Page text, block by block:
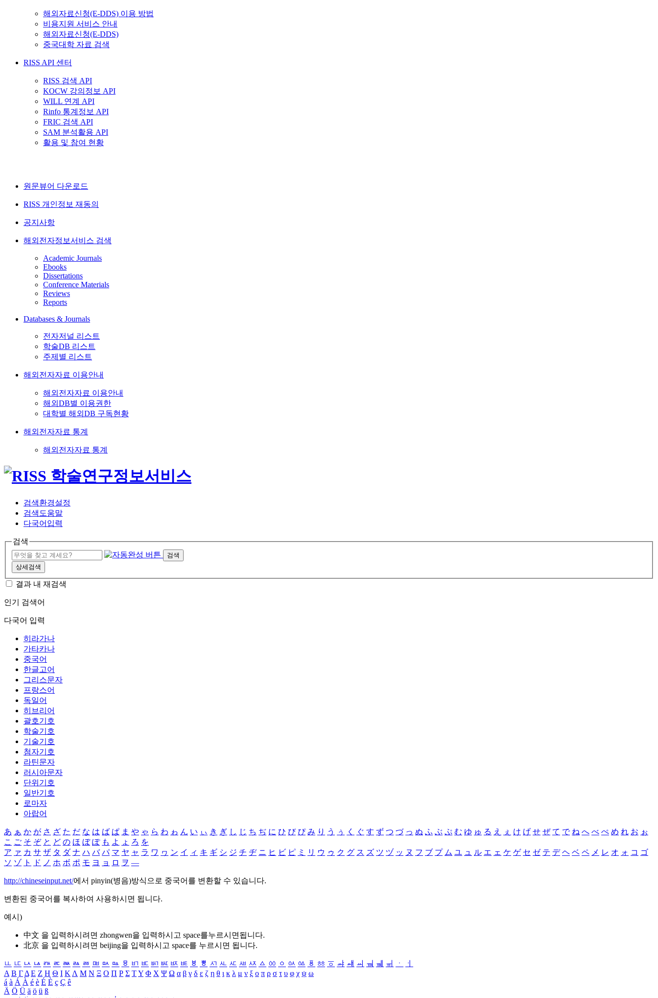
해외자료신청(E-DDS) 이용 방법
비용지원 서비스 안내
해외자료신청(E-DDS)
중국대학 자료 검색
RISS API 센터
RISS 검색 API
KOCW 강의정보 API
WILL 연계 API
Rinfo 통계정보 API
FRIC 검색 API
SAM 분석활용 API
활용 및 참여 현황
원문뷰어 다운로드
RISS 개인정보 재동의
공지사항
해외전자정보서비스 검색
Academic Journals
Ebooks
Dissertations
Conference Materials
Reviews
Reports
Databases & Journals
전자저널 리스트
학술DB 리스트
주제별 리스트
해외전자자료 이용안내
해외전자자료 이용안내
해외DB별 이용권한
대학별 해외DB 구독현황
해외전자자료 통계
해외전자자료 통계
검색환경설정
검색도움말
다국어입력
검색
검색
상세검색
결과 내 재검색
인기 검색어
다국어 입력
히라가나
가타카나
중국어
한글고어
그리스문자
프랑스어
독일어
히브리어
괄호기호
학술기호
기술기호
첨자기호
라틴문자
러시아문자
단위기호
일반기호
로마자
아랍어
あ ぁ か が さ ざ た だ な は ば ぱ ま や ゃ ら わ ゎ ん い ぃ き ぎ し じ ち ぢ に ひ び ぴ み り う ぅ く ぐ す ず つ づ っ ぬ ふ ぶ ぷ む ゆ ゅ る え ぇ け げ せ ぜ て で ね へ べ ぺ め れ お ぉ
こ ご そ ぞ と ど の ほ ぼ ぽ も よ ょ ろ を
ア ァ カ サ ザ タ ダ ナ ハ バ パ マ ヤ ャ ラ ワ ヮ ン イ ィ キ ギ シ ジ チ ヂ ニ ヒ ビ ピ ミ リ ウ ゥ ク グ ス ズ ツ ヅ ッ ヌ フ ブ プ ム ユ ュ ル エ ェ ケ ゲ セ ゼ テ デ ヘ ベ ペ メ レ オ ォ コ ゴ
ソ ゾ ト ド ノ ホ ボ ポ モ ヨ ョ ロ ヲ ―
http://chineseinput.net/에서 pinyin(병음)방식으로 중국어를 변환할 수 있습니다.
변환된 중국어를 복사하여 사용하시면 됩니다.
예시)
中文 을 입력하시려면 zhongwen을 입력하시고 space를누르시면됩니다.
北京 을 입력하시려면 beijing을 입력하시고 space를 누르시면 됩니다.
ㅥ ㅦ ㅧ ㅨ ㅩ ㅪ ㅫ ㅬ ㅭ ㅮ ㅯ ㅰ ㅱ ㅲ ㅳ ㅴ ㅵ ㅶ ㅷ ㅸ ㅹ ㅺ ㅻ ㅼ ㅽ ㅾ ㅿ ㆀ ㆁ ㆂ ㆃ ㆄ ㆅ ㆆ ㆇ ㆈ ㆉ ㆊ ㆋ ㆌ ㆍ
ㆎ
Α Β ΓΔ Ε Ζ Η Θ Ι ΚΛ Μ Ν Ξ Ο Π Ρ Σ ΤΥ Φ Χ Ψ Ω α β γ δ ε ζ η θ ι κ λ μ ν ξ ο π ρ σ τ υ φ χ ψ ω
á à Á À é è É È ç Ç ê
Ä Ö Ü ä ö ü ß